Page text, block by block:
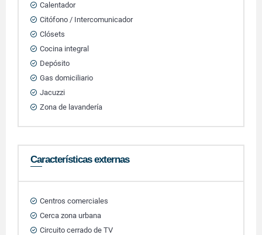
Calentador
Citófono / Intercomunicador
Clósets
Cocina integral
Depósito
Gas domiciliario
Jacuzzi
Zona de lavandería
Características externas
Centros comerciales
Cerca zona urbana
Circuito cerrado de TV